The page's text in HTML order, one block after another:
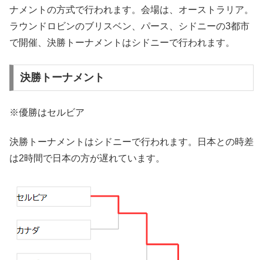
ナメントの方式で行われます。会場は、オーストラリア。
ラウンドロビンのブリスベン、パース、シドニーの3都市
で開催、決勝トーナメントはシドニーで行われます。
決勝トーナメント
※優勝はセルビア
決勝トーナメントはシドニーで行われます。日本との時差
は2時間で日本の方が遅れています。